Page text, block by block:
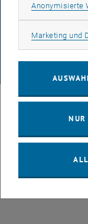
Anonymisierte
Marketing und
NUR